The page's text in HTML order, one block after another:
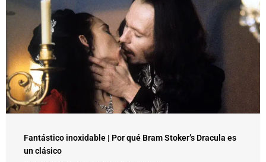
Fantástico inoxidable | Por qué Bram Stoker’s Dracula es
un clásico